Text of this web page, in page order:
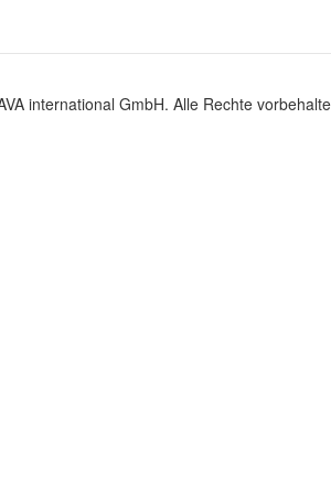
international GmbH. Alle Rechte